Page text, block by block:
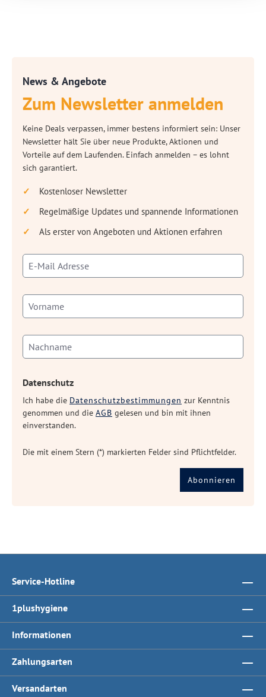
News & Angebote
Zum Newsletter anmelden
Keine Deals verpassen, immer bestens informiert sein: Unser
Newsletter hält Sie über neue Produkte, Aktionen und
Vorteile auf dem Laufenden. Einfach anmelden – es lohnt
sich garantiert.
Kostenloser Newsletter
Regelmäßige Updates und spannende Informationen
Als erster von Angeboten und Aktionen erfahren
Datenschutz
Ich habe die Datenschutzbestimmungen zur Kenntnis
genommen und die AGB gelesen und bin mit ihnen
einverstanden.
Die mit einem Stern (*) markierten Felder sind Pflichtfelder.
Abonnieren
Service-Hotline
1plushygiene
Informationen
Zahlungsarten
Versandarten